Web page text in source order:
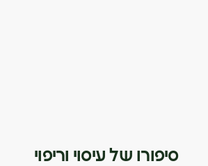
סיפורו של עיסוי וריפוי